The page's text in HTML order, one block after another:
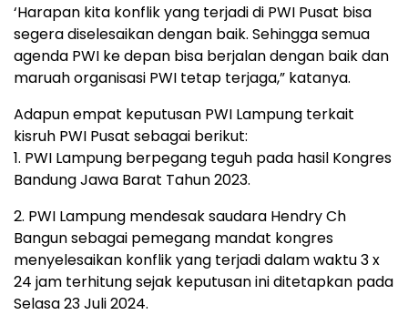
‘Harapan kita konflik yang terjadi di PWI Pusat bisa
segera diselesaikan dengan baik. Sehingga semua
agenda PWI ke depan bisa berjalan dengan baik dan
maruah organisasi PWI tetap terjaga,” katanya.
Adapun empat keputusan PWI Lampung terkait
kisruh PWI Pusat sebagai berikut:
1. PWI Lampung berpegang teguh pada hasil Kongres
Bandung Jawa Barat Tahun 2023.
2. PWI Lampung mendesak saudara Hendry Ch
Bangun sebagai pemegang mandat kongres
menyelesaikan konflik yang terjadi dalam waktu 3 x
24 jam terhitung sejak keputusan ini ditetapkan pada
Selasa 23 Juli 2024.